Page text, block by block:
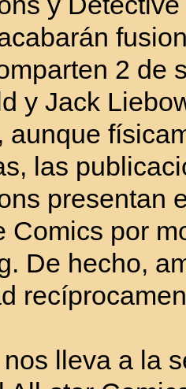
2 de
y Jack
aunque
las
presentan
Comics por
De hecho,
lleva a la